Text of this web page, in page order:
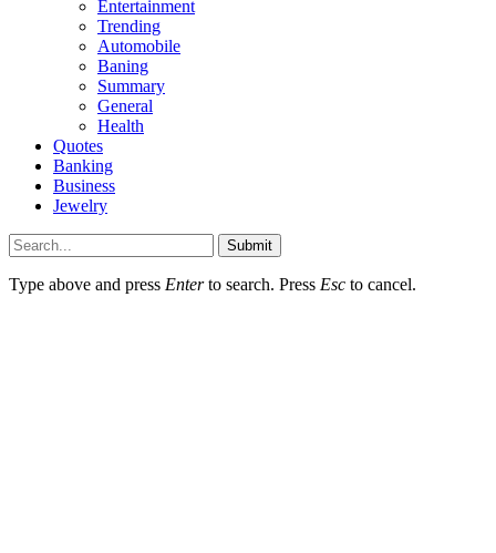
Entertainment
Trending
Automobile
Baning
Summary
General
Health
Quotes
Banking
Business
Jewelry
Submit
Type above and press Enterto search. Press Esc to cancel.